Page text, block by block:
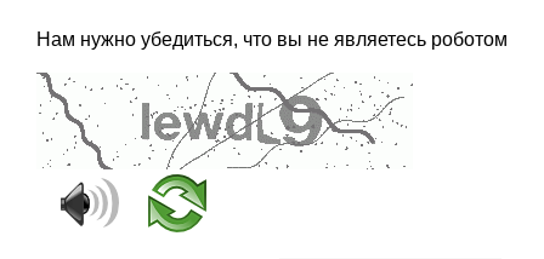
Нам нужно убедиться, что вы не являетесь роботом